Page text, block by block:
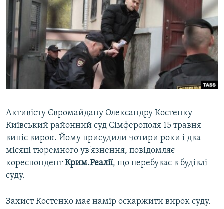
СПЕЦПРОЕКТИ
ДЕПОРТАЦІЯ
ВІДЕОУРОКИ «ELIFBE»
СВІДЧЕННЯ ОКУПАЦІЇ
УКРАЇНСЬКА ПРОБЛЕМА КРИМУ
ЯК ОБІЙТИ БЛОКУВАННЯ
Русский
Qırımtatar
Усі сайти RFE/RL
Активісту Євромайдану Олександру Костенку
Київський районний суд Сімферополя 15 травня
виніс вирок. Йому присудили чотири роки і два
місяці тюремного ув'язнення, повідомляє
кореспондентКрим.Реалії, що перебуває в будівлі
суду.
Захист Костенко має намір оскаржити вирок суду.